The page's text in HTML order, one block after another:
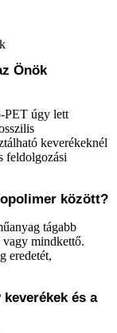
Önök
PET úgy lett
keverékeknél
feldolgozási
között?
tágabb
mindkettő.
eredetét,
és a